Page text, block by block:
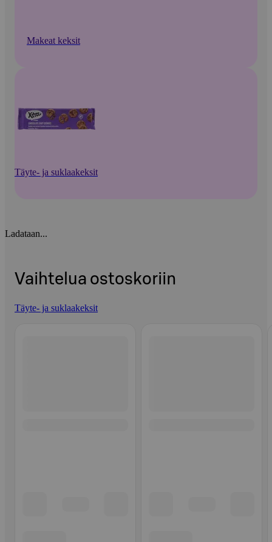
Makeat keksit
Täyte- ja suklaakeksit
Ladataan...
Vaihtelua ostoskoriin
Täyte- ja suklaakeksit